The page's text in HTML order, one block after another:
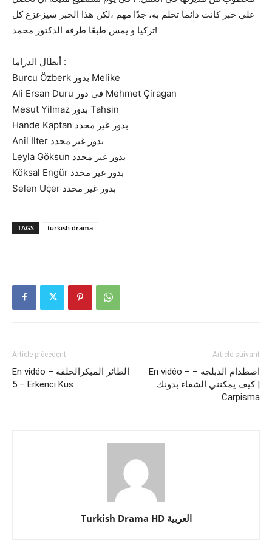
على خبر كانت دائما تحلم به، جدًا مهم ،لكن هذا الخبر سيزعزع كل
تركيا و يمس طبعًا طرفه الدكتور محمد!
أبطال الدراما :
Burcu Özberk بدور Melike
Ali Ersan Duru في دور Mehmet Çiragan
Mesut Yilmaz بدور Tahsin
Hande Kaptan بدور غير محدد
Anil Ilter بدور غير محدد
Leyla Göksun بدور غير محدد
Köksal Engür بدور غير محدد
Selen Uçer بدور غير محدد
TAGS turkish drama
Article précédent
En vidéo – الطائر المبكرالحلقة
5 – Erkenci Kus
Article suivant
En vidéo – اصطدام الدبلجة –
كيف يمكنني الشفاء بدونك |
Carpisma
Turkish Drama HD العربية